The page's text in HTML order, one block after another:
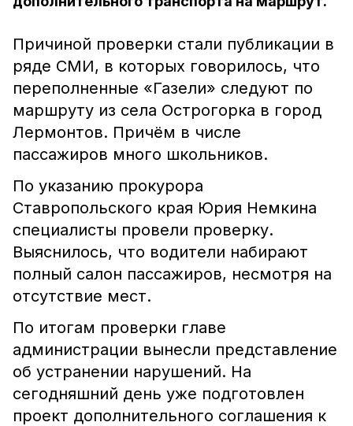
Причиной проверки стали публикации в
ряде СМИ, в которых говорилось, что
переполненные «Газели» следуют по
маршруту из села Острогорка в город
Лермонтов. Причём в числе
пассажиров много школьников.
По указанию прокурора
Ставропольского края Юрия Немкина
специалисты провели проверку.
Выяснилось, что водители набирают
полный салон пассажиров, несмотря на
отсутствие мест.
По итогам проверки главе
администрации вынесли представление
об устранении нарушений. На
сегодняшний день уже подготовлен
проект дополнительного соглашения к